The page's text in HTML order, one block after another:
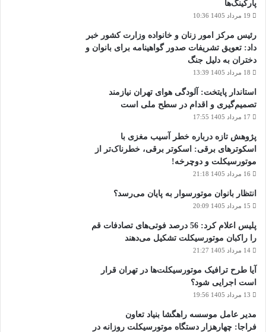
پارکینگ‌ها
19 مرداد 1405 10:36
رئیس مرکز امور زنان و خانواده وزارت کشور خبر
داد: تعویق تشریفات صدور گواهینامه برای بانوان و
دختران به دلیل جنگ
18 مرداد 1405 13:39
استاندار پایتخت: آلودگی هوای تهران نیازمند
تصمیم‌گیری و اقدام در سطح ملی است
17 مرداد 1405 17:55
پژوهش تازه درباره خطر آسیب مغزی با
اسکوترهای برقی: اسکوتر برقی، خطرناک‌تر از
موتورسیکلت و دوچرخه!
16 مرداد 1405 21:18
انتظار بانوان موتورسوار به پایان می‌رسد؟
15 مرداد 1405 20:09
پلیس اعلام کرد: 56 درصد فوتی‌های تصادفات قم
را راکبان موتورسیکلت تشکیل می‌دهند
14 مرداد 1405 21:27
آیا طرح ترافیک موتورسیکلت‌ها در تهران قرار
است اجرایی شود؟
13 مرداد 1405 19:56
مدیر عامل موسسه راهگشا بنیاد تعاون
فراجا: چهارهزار دستگاه موتورسیکلت روزانه در